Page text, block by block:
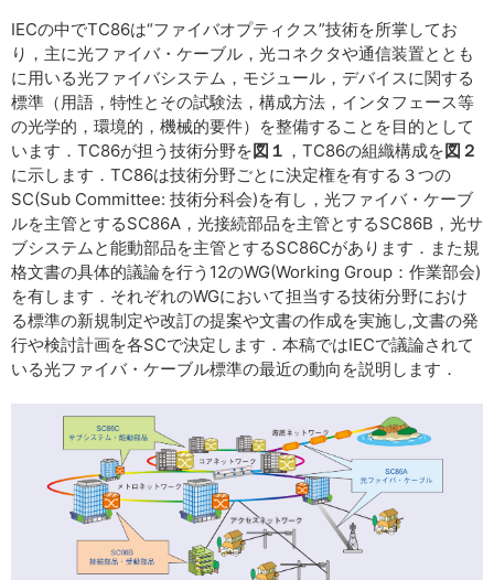
IECの中でTC86は“ファイバオプティクス”技術を所掌してお
り，主に光ファイバ・ケーブル，光コネクタや通信装置ととも
に用いる光ファイバシステム，モジュール，デバイスに関する
標準（用語，特性とその試験法，構成方法，インタフェース等
の光学的，環境的，機械的要件）を整備することを目的として
います．TC86が担う技術分野を図１ ，TC86の組織構成を図２
に示します．TC86は技術分野ごとに決定権を有する３つの
SC(Sub Committee: 技術分科会)を有し，光ファイバ・ケーブ
ルを主管とするSC86A，光接続部品を主管とするSC86B，光サ
ブシステムと能動部品を主管とするSC86Cがあります．また規
格文書の具体的議論を行う12のWG(Working Group：作業部会)
を有します．それぞれのWGにおいて担当する技術分野におけ
る標準の新規制定や改訂の提案や文書の作成を実施し,文書の発
行や検討計画を各SCで決定します．本稿ではIECで議論されて
いる光ファイバ・ケーブル標準の最近の動向を説明します．